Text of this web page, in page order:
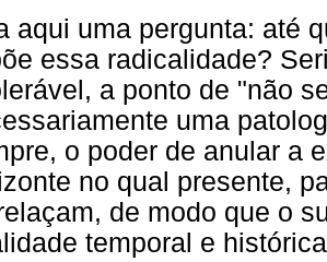
aqui uma pergunta: até
essa radicalidade?
a ponto de "não
uma
o poder de anular a
no qual presente,
de modo que o
temporal e